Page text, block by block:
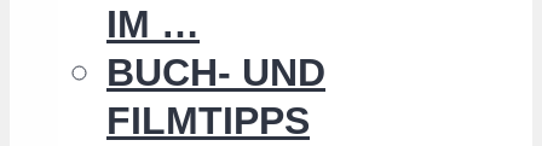
IM …
BUCH- UND
FILMTIPPS